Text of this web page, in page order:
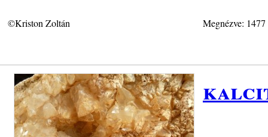
©Kriston Zoltán Megnézve: